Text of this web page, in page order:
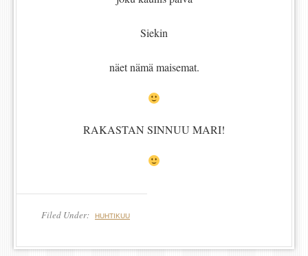
Siekin
näet nämä maisemat.
RAKASTAN SINNUU MARI!
Filed Under: HUHTIKUU